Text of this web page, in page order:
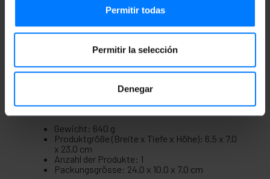
Permitir todas
Permitir la selección
Denegar
Höhe): 70 x 65 x 230 mm.
Automatismen, in Industrieumgebungen,
Hebezeugen usw.
Gewicht: 640 g
Produktgröße (Breite x Tiefe x Höhe): 6.5 x 7.0
x 23.0 cm
Anzahl der Produkte: 1
Packungsgrösse: 24.0 x 10.0 x 7.0 cm